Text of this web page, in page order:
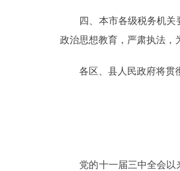
四、本市各级税务机关要
政治思想教育，严肃执法，
各区、县人民政府将贯彻
党的十一届三中全会以来